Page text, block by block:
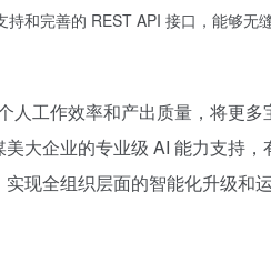
持和完善的 REST API 接口，能够无
工作效率和产出质量，将更
大企业的专业级 AI 能力支持
现全组织层面的智能化升级和运